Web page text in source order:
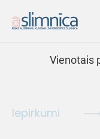
Vienotais
Iepirkumi